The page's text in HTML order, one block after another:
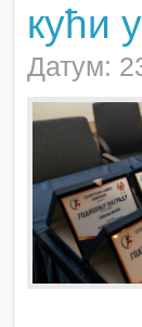
кући
Датум: